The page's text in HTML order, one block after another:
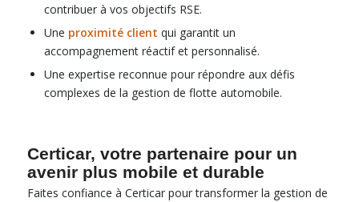
contribuer à vos objectifs RSE.
Une proximité client qui garantit un
accompagnement réactif et personnalisé.
Une expertise reconnue pour répondre aux défis
complexes de la gestion de flotte automobile.
Certicar, votre partenaire pour un
avenir plus mobile et durable
Faites confiance à Certicar pour transformer la gestion de